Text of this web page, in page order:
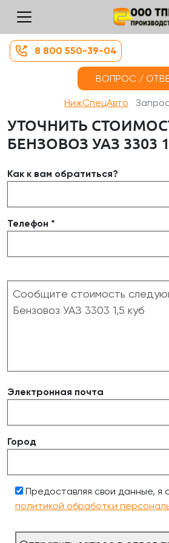
8 800 550-39-04
ВОПРОС /
НижСпецАвто
УТОЧНИТЬ
БЕНЗОВОЗ УАЗ 3303
Как к вам обратиться?
Телефон *
Электронная почта
Город
Предоставляя свои данные, я
политикой обработки